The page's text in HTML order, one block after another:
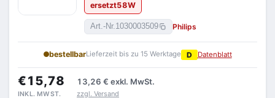
ersetzt58W
Art.-Nr.1030003509 Philips
bestellbarLieferzeit bis zu 15 Werktage D Datenblatt
€15,78 13,26 € exkl. MwSt.
INKL. MWST. zzgl. Versand